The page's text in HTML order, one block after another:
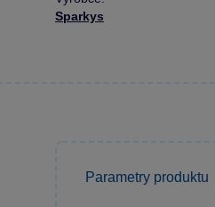
Sparkys
Parametry produktu